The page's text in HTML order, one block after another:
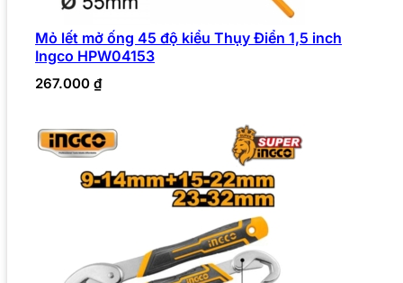
Mỏ lết mở ống 45 độ kiểu Thụy Điển 1,5 inch
Ingco HPW04153
267.000 ₫